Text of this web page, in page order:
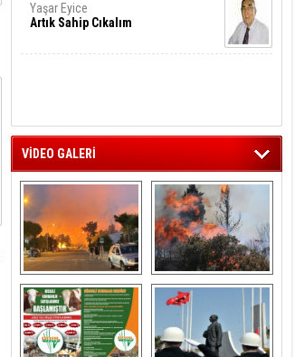
Yaşar Eyice
Artık Sahip Cıkalım
VİDEO GALERİ
Aliağa ‘da  otluk
alanda çıkan
yangın evlere
sıçramadan
söndürüldü
Aliağa'nın Ciğerleri